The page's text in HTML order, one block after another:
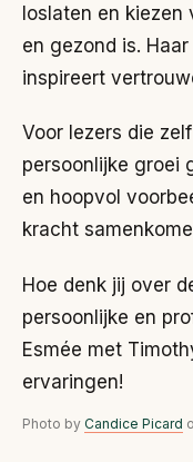
loslaten en kiezen
en gezond is.
inspireert
Voor lezers die
persoonlijke groei
en hoopvol
kracht
Hoe denk jij over
persoonlijke en
Esmée met
ervaringen!
Photo by Candice Picard